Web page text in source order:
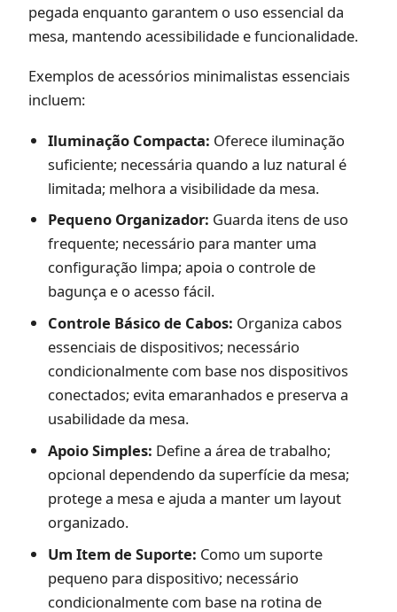
pegada enquanto garantem o uso essencial da
mesa, mantendo acessibilidade e funcionalidade.
Exemplos de acessórios minimalistas essenciais
incluem:
Iluminação Compacta: Oferece iluminação
suficiente; necessária quando a luz natural é
limitada; melhora a visibilidade da mesa.
Pequeno Organizador: Guarda itens de uso
frequente; necessário para manter uma
configuração limpa; apoia o controle de
bagunça e o acesso fácil.
Controle Básico de Cabos: Organiza cabos
essenciais de dispositivos; necessário
condicionalmente com base nos dispositivos
conectados; evita emaranhados e preserva a
usabilidade da mesa.
Apoio Simples: Define a área de trabalho;
opcional dependendo da superfície da mesa;
protege a mesa e ajuda a manter um layout
organizado.
Um Item de Suporte: Como um suporte
pequeno para dispositivo; necessário
condicionalmente com base na rotina de